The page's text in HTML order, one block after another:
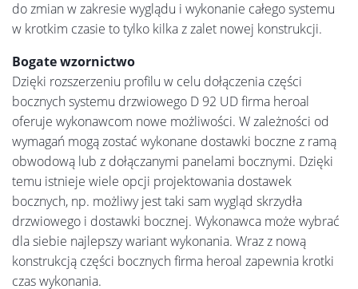
do zmian w zakresie wyglądu i wykonanie całego systemu
w krotkim czasie to tylko kilka z zalet nowej konstrukcji.
Bogate wzornictwo
Dzięki rozszerzeniu profilu w celu dołączenia części
bocznych systemu drzwiowego D 92 UD firma heroal
oferuje wykonawcom nowe możliwości. W zależności od
wymagań mogą zostać wykonane dostawki boczne z ramą
obwodową lub z dołączanymi panelami bocznymi. Dzięki
temu istnieje wiele opcji projektowania dostawek
bocznych, np. możliwy jest taki sam wygląd skrzydła
drzwiowego i dostawki bocznej. Wykonawca może wybrać
dla siebie najlepszy wariant wykonania. Wraz z nową
konstrukcją części bocznych firma heroal zapewnia krotki
czas wykonania.